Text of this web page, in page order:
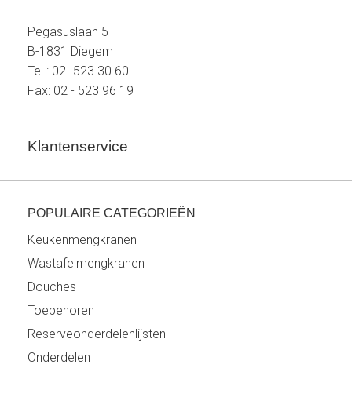
Pegasuslaan 5
B-1831 Diegem
Tel.: 02- 523 30 60
Fax: 02 - 523 96 19
Klantenservice
POPULAIRE CATEGORIEËN
Keukenmengkranen
Wastafelmengkranen
Douches
Toebehoren
Reserveonderdelenlijsten
Onderdelen